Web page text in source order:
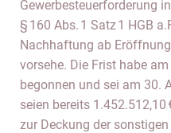
Gewerbesteuerforderung
§ 160 Abs. 1 Satz 1 HGB
Nachhaftung ab
vorsehe. Die Frist habe
begonnen und sei am 30.
seien bereits
zur Deckung der